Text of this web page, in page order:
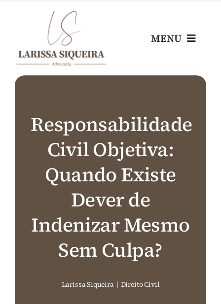
MENU
Home
Nossos Profissionais
Áreas de Atuação
Perguntas Frequentes (FAQ)
Responsabilidade
Civil Objetiva:
Quando Existe
Dever de
Indenizar Mesmo
Sem Culpa?
Larissa Siqueira | Direito Civil